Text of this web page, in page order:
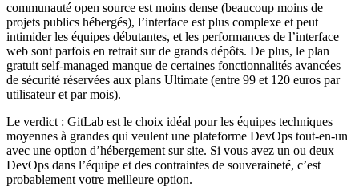
communauté open source est moins dense (beaucoup moins de
projets publics hébergés), l’interface est plus complexe et peut
intimider les équipes débutantes, et les performances de l’interface
web sont parfois en retrait sur de grands dépôts. De plus, le plan
gratuit self-managed manque de certaines fonctionnalités avancées
de sécurité réservées aux plans Ultimate (entre 99 et 120 euros par
utilisateur et par mois).
Le verdict : GitLab est le choix idéal pour les équipes techniques
moyennes à grandes qui veulent une plateforme DevOps tout-en-un
avec une option d’hébergement sur site. Si vous avez un ou deux
DevOps dans l’équipe et des contraintes de souveraineté, c’est
probablement votre meilleure option.